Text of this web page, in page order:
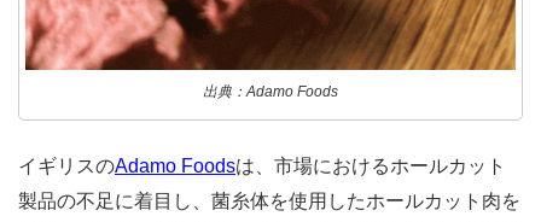
出典：Adamo Foods
イギリスのAdamo Foodsは、市場におけるホールカット
製品の不足に着目し、菌糸体を使用したホールカット肉を